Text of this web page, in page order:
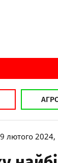
лютого 2024,